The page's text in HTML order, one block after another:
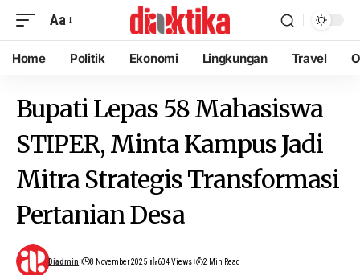
Aa
Home Politik Ekonomi Lingkungan Travel
Bupati Lepas 58 Mahasiswa
STIPER, Minta Kampus Jadi
Mitra Strategis Transformasi
Pertanian Desa
Diadmin 8 November 2025 604 Views 2 Min Read